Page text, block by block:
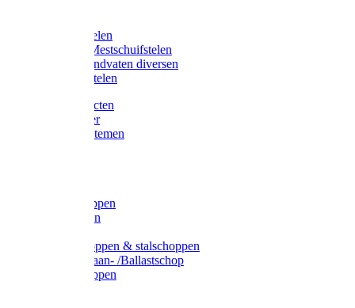
Gardena stelen
Sneeuw- /Mestschuifstelen
Stelen / Handvaten diversen
Telescoopstelen
Tuin producten
Fruitplukker
Ophangsystemen
Betonschoppen
Schepbatsen
Ballastschoppen & stalschoppen
Slijtsrip Graan- /Ballastschop
Graanschoppen